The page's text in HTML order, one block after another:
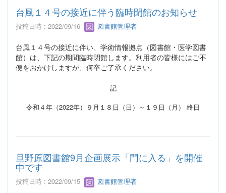
台風１４号の接近に伴う臨時閉館のお知らせ
投稿日時 : 2022/09/16 図書館管理者
台風１４号の接近に伴い、学術情報拠点（図書館・医学図書
館）は、下記の期間臨時閉館します。利用者の皆様にはご不
便をおかけしますが、何卒ご了承ください。
記
令和４年（2022年）９月１８日（日）～１９日（月） 終日
旦野原図書館9月企画展示「門に入る」を開催
中です
投稿日時 : 2022/09/15 図書館管理者